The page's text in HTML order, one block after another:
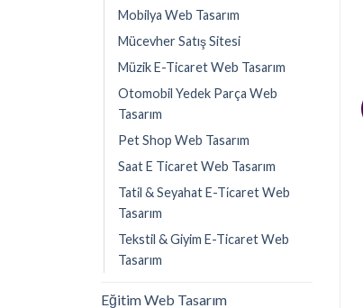
Mobilya Web Tasarım
Mücevher Satış Sitesi
Müzik E-Ticaret Web Tasarım
Otomobil Yedek Parça Web
Tasarım
Pet Shop Web Tasarım
Saat E Ticaret Web Tasarım
Tati̇l & Seyahat E-Ti̇caret Web
Tasarım
Tekstil & Giyim E-Ticaret Web
Tasarım
Eğitim Web Tasarım